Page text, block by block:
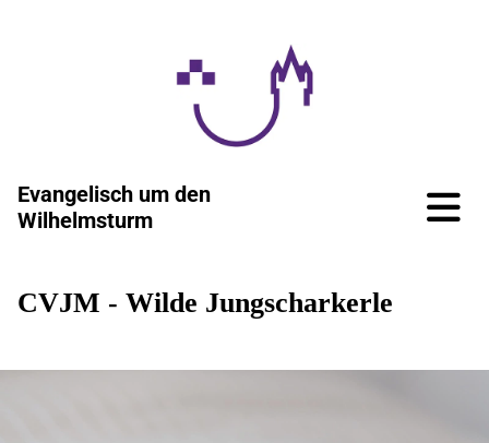
Evangelisch um den
Wilhelmsturm
CVJM - Wilde Jungscharkerle